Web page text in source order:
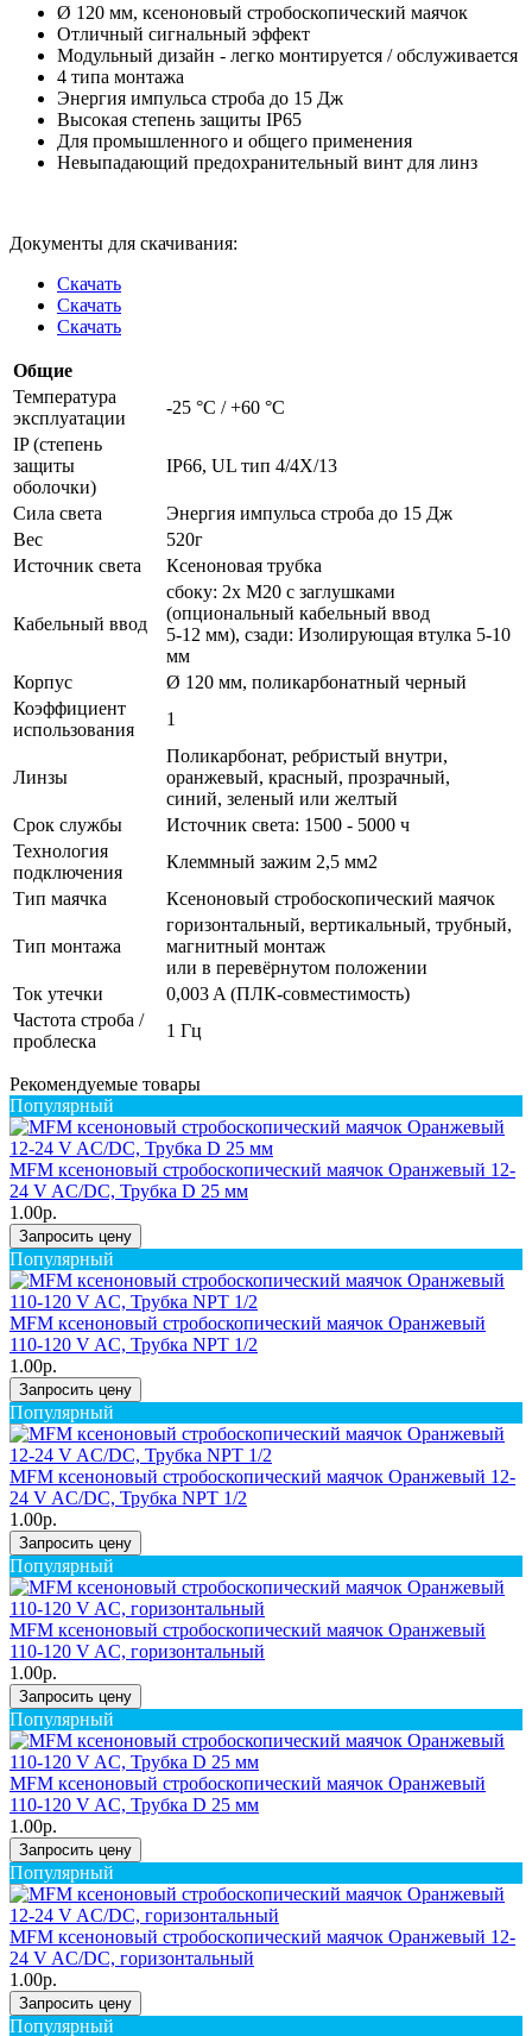
Ø 120 мм, ксеноновый стробоскопический маячок
Отличный сигнальный эффект
Модульный дизайн - легко монтируется / обслуживается
4 типа монтажа
Энергия импульса строба до 15 Дж
Высокая степень защиты IP65
Для промышленного и общего применения
Невыпадающий предохранительный винт для линз
Документы для скачивания:
Скачать
Скачать
Скачать
Общие
Температура
эксплуатации
-25 °C / +60 °C
IP (степень
защиты
оболочки)
IP66, UL тип 4/4X/13
Сила света
Энергия импульса строба до 15 Дж
Вес
520г
Источник света
Ксеноновая трубка
Кабельный ввод
сбоку: 2x M20 с заглушками
(опциональный кабельный ввод
5-12 мм), сзади: Изолирующая втулка 5-10
мм
Корпус
Ø 120 мм, поликарбонатный черный
Коэффициент
использования
1
Линзы
Поликарбонат, ребристый внутри,
оранжевый, красный, прозрачный,
синий, зеленый или желтый
Срок службы
Источник света: 1500 - 5000 ч
Технология
подключения
Клеммный зажим 2,5 мм2
Тип маячка
Ксеноновый стробоскопический маячок
Тип монтажа
горизонтальный, вертикальный, трубный,
магнитный монтаж
или в перевёрнутом положении
Ток утечки
0,003 A (ПЛК-совместимость)
Частота строба /
проблеска
1 Гц
Рекомендуемые товары
Популярный
MFM ксеноновый стробоскопический маячок Оранжевый 12-
24 V AC/DC, Трубка D 25 мм
1.00р.
Запросить цену
Популярный
MFM ксеноновый стробоскопический маячок Оранжевый
110-120 V AC, Трубка NPT 1/2
1.00р.
Запросить цену
Популярный
MFM ксеноновый стробоскопический маячок Оранжевый 12-
24 V AC/DC, Трубка NPT 1/2
1.00р.
Запросить цену
Популярный
MFM ксеноновый стробоскопический маячок Оранжевый
110-120 V AC, горизонтальный
1.00р.
Запросить цену
Популярный
MFM ксеноновый стробоскопический маячок Оранжевый
110-120 V AC, Трубка D 25 мм
1.00р.
Запросить цену
Популярный
MFM ксеноновый стробоскопический маячок Оранжевый 12-
24 V AC/DC, горизонтальный
1.00р.
Запросить цену
Популярный